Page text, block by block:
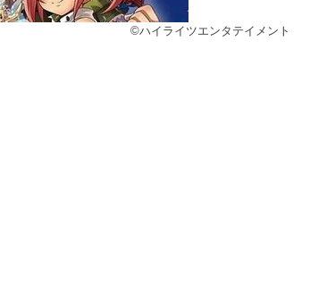
©ハイライツエンタテイメント